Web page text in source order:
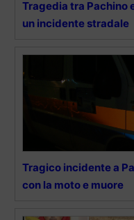
Tragedia tra Pachino
un incidente stradale
Tragico incidente a
con la moto e muore